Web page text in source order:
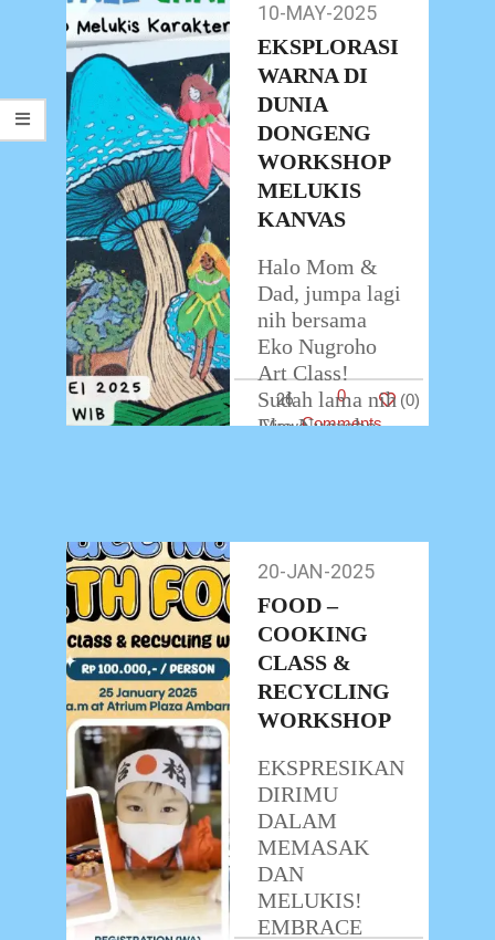
dunia
…
May-
2025
10-MAY-2025
EKSPLORASI
WARNA DI
DUNIA
DONGENG
WORKSHOP
MELUKIS
KANVAS
Halo Mom &
Dad, jumpa lagi
nih bersama
Eko Nugroho
Art Class!
Sudah lama nih
Eko Nugroho
…
26
0
Comments
(0)
20-
Jan-
2025
20-JAN-2025
FOOD –
COOKING
CLASS &
RECYCLING
WORKSHOP
EKSPRESIKAN
DIRIMU
DALAM
MEMASAK
DAN
MELUKIS!
EMBRACE